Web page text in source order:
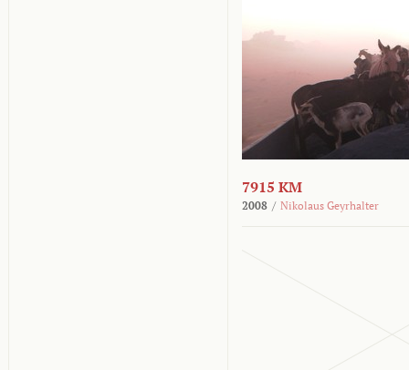
7915 KM
2008 / Nikolaus Geyrhalter